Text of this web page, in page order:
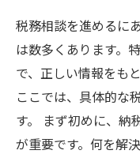
税務相談を進めるに
は数多くあります。
で、正しい情報をも
ここでは、具体的な
す。 まず初めに、納
が重要です。何を解